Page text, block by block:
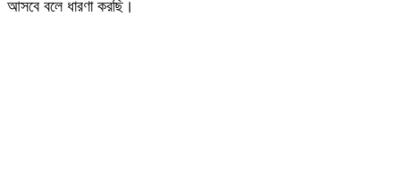
আসবে বলে ধারণা করছি।